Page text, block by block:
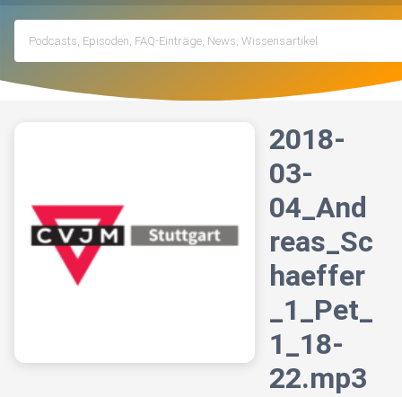
2018-
03-
04_And
reas_Sc
haeffer
_1_Pet_
1_18-
22.mp3